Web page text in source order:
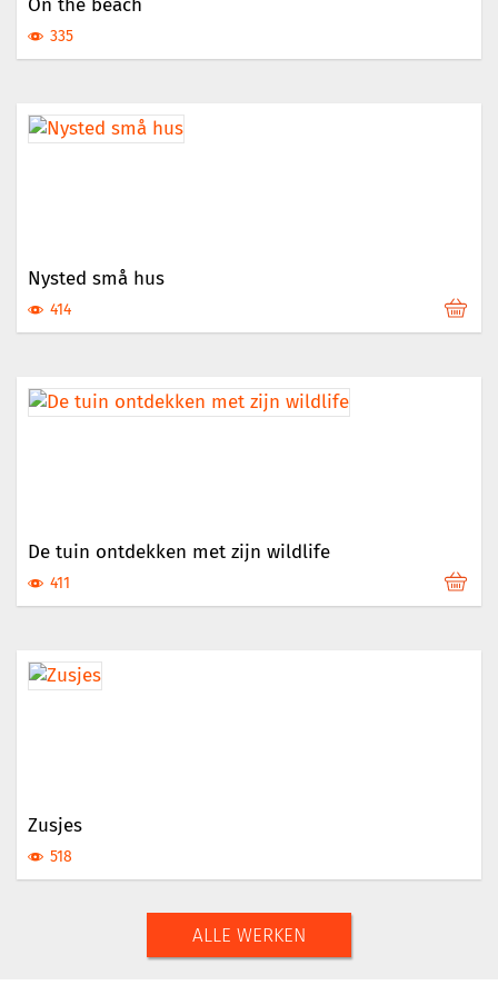
On the beach
335
Nysted små hus
414
De tuin ontdekken met zijn wildlife
411
Zusjes
518
ALLE WERKEN